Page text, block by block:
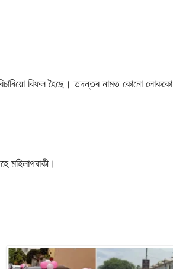
বিফল হৈছে। তদন্তৰ নামত কোনো লোককো
মহিলাগৰাকী।